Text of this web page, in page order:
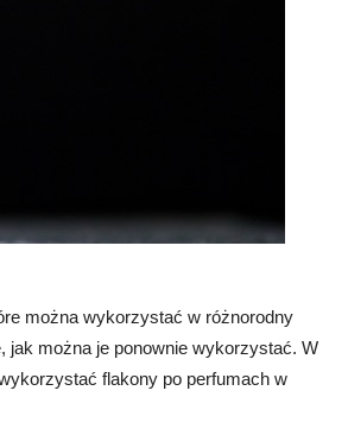
można wykorzystać w różnorodny
jak można je ponownie wykorzystać. W
flakony po perfumach w